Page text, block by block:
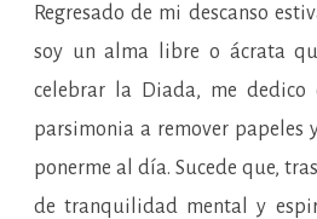
Regresado de mi descanso
soy un alma libre o ácrata
celebrar la Diada, me dedico
parsimonia a remover papeles
ponerme al día. Sucede que,
de tranquilidad mental y